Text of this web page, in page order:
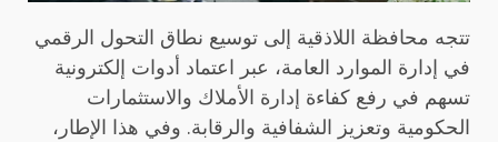
تتجه محافظة اللاذقية إلى توسيع نطاق التحول الرقمي
في إدارة الموارد العامة، عبر اعتماد أدوات إلكترونية
تسهم في رفع كفاءة إدارة الأملاك والاستثمارات
الحكومية وتعزيز الشفافية والرقابة. وفي هذا الإطار،